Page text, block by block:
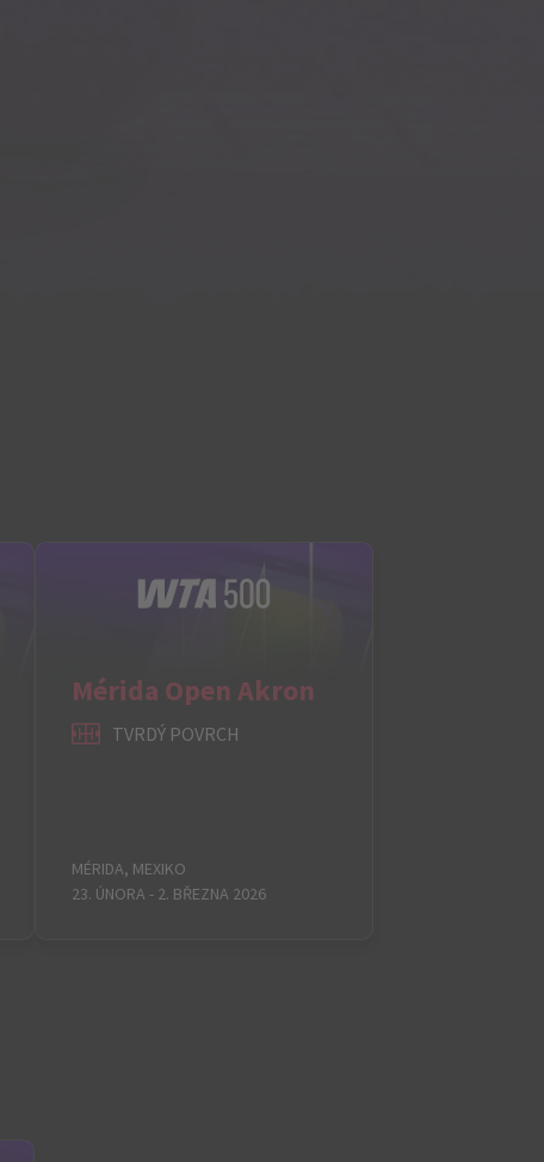
Mérida Open Akron
TVRDÝ POVRCH
MÉRIDA, MEXIKO
23. ÚNORA - 2. BŘEZNA 2026